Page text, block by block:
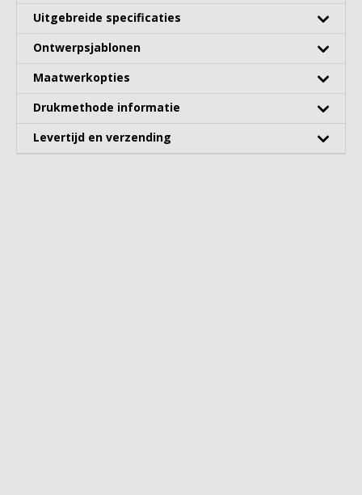
Uitgebreide specificaties
Ontwerpsjablonen
Maatwerkopties
Drukmethode informatie
Levertijd en verzending